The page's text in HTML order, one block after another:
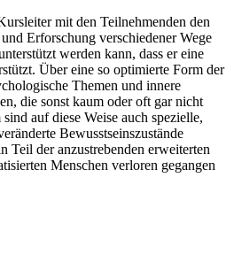
mit den Teilnehmenden den
Erforschung verschiedener Wege
werden kann, dass er eine
Über eine so optimierte Form der
Themen und innere
die sonst kaum oder oft gar nicht
auf diese Weise auch spezielle,
Bewusstseinszustände
Teil der anzustrebenden erweiterten
Menschen verloren gegangen